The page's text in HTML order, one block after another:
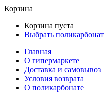
Корзина
Корзина пуста
Выбрать поликарбонат
Главная
О гипермаркете
Доставка и самовывоз
Условия возврата
О поликарбонате